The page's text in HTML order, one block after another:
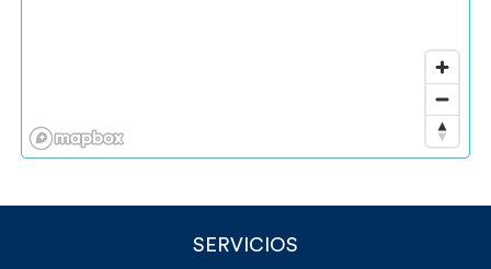
SERVICIOS